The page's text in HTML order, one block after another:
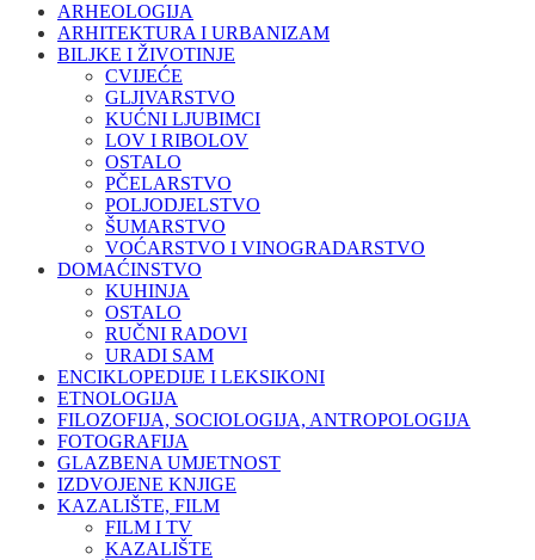
ARHEOLOGIJA
ARHITEKTURA I URBANIZAM
BILJKE I ŽIVOTINJE
CVIJEĆE
GLJIVARSTVO
KUĆNI LJUBIMCI
LOV I RIBOLOV
OSTALO
PČELARSTVO
POLJODJELSTVO
ŠUMARSTVO
VOĆARSTVO I VINOGRADARSTVO
DOMAĆINSTVO
KUHINJA
OSTALO
RUČNI RADOVI
URADI SAM
ENCIKLOPEDIJE I LEKSIKONI
ETNOLOGIJA
FILOZOFIJA, SOCIOLOGIJA, ANTROPOLOGIJA
FOTOGRAFIJA
GLAZBENA UMJETNOST
IZDVOJENE KNJIGE
KAZALIŠTE, FILM
FILM I TV
KAZALIŠTE